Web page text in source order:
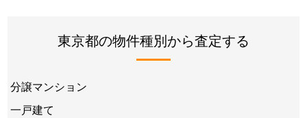
東京都の物件種別から査定する
分譲マンション
一戸建て